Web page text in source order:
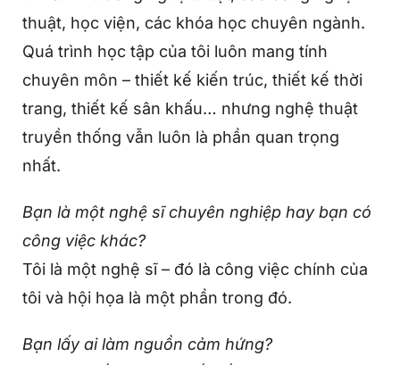
thuật, học viện, các khóa học chuyên ngành.
Quá trình học tập của tôi luôn mang tính
chuyên môn – thiết kế kiến trúc, thiết kế thời
trang, thiết kế sân khấu… nhưng nghệ thuật
truyền thống vẫn luôn là phần quan trọng
nhất.
Bạn là một nghệ sĩ chuyên nghiệp hay bạn có
công việc khác?
Tôi là một nghệ sĩ – đó là công việc chính của
tôi và hội họa là một phần trong đó.
Bạn lấy ai làm nguồn cảm hứng?